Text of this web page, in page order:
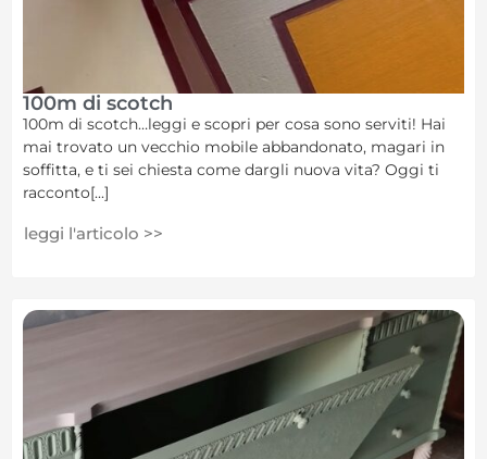
100m di scotch
100m di scotch…leggi e scopri per cosa sono serviti! Hai
mai trovato un vecchio mobile abbandonato, magari in
soffitta, e ti sei chiesta come dargli nuova vita? Oggi ti
racconto[...]
leggi l'articolo >>